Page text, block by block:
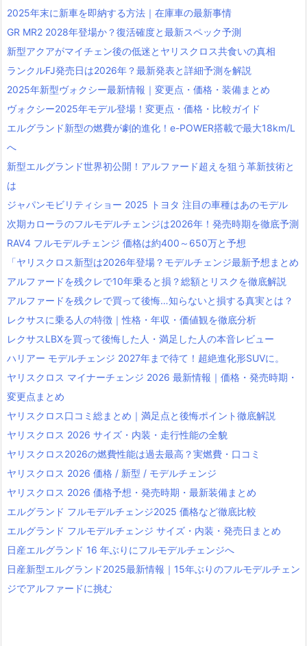
2025年末に新車を即納する方法｜在庫車の最新事情
GR MR2 2028年登場か？復活確度と最新スペック予測
新型アクアがマイチェン後の低迷とヤリスクロス共食いの真相
ランクルFJ発売日は2026年？最新発表と詳細予測を解説
2025年新型ヴォクシー最新情報｜変更点・価格・装備まとめ
ヴォクシー2025年モデル登場！変更点・価格・比較ガイド
エルグランド新型の燃費が劇的進化！e-POWER搭載で最大18km/L
へ
新型エルグランド世界初公開！アルファード超えを狙う革新技術と
は
ジャパンモビリティショー 2025 トヨタ 注目の車種はあのモデル
次期カローラのフルモデルチェンジは2026年！発売時期を徹底予測
RAV4 フルモデルチェンジ 価格は約400～650万と予想
「ヤリスクロス新型は2026年登場？モデルチェンジ最新予想まとめ
アルファードを残クレで10年乗ると損？総額とリスクを徹底解説
アルファードを残クレで買って後悔…知らないと損する真実とは？
レクサスに乗る人の特徴｜性格・年収・価値観を徹底分析
レクサスLBXを買って後悔した人・満足した人の本音レビュー
ハリアー モデルチェンジ 2027年まで待て！超絶進化形SUVに。
ヤリスクロス マイナーチェンジ 2026 最新情報｜価格・発売時期・
変更点まとめ
ヤリスクロス口コミ総まとめ｜満足点と後悔ポイント徹底解説
ヤリスクロス 2026 サイズ・内装・走行性能の全貌
ヤリスクロス2026の燃費性能は過去最高？実燃費・口コミ
ヤリスクロス 2026 価格 / 新型 / モデルチェンジ
ヤリスクロス 2026 価格予想・発売時期・最新装備まとめ
エルグランド フルモデルチェンジ2025 価格など徹底比較
エルグランド フルモデルチェンジ サイズ・内装・発売日まとめ
日産エルグランド 16 年ぶりにフルモデルチェンジへ
日産新型エルグランド2025最新情報｜15年ぶりのフルモデルチェン
ジでアルファードに挑む